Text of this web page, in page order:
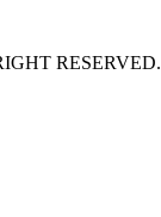
RESERVED.